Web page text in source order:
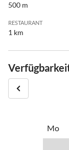
500 m
RESTAURANT
1 km
Mo